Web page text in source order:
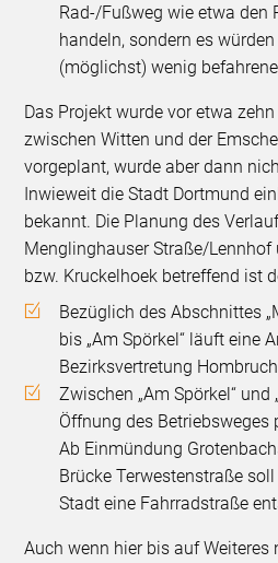
Rad-/Fußweg wie etwa den
handeln, sondern es
(möglichst) wenig
Das Projekt wurde vor etwa
zwischen Witten und der
vorgeplant, wurde aber dann
Inwieweit die Stadt Dortmund
bekannt. Die Planung des
Menglinghauser Straße/Lennhof
bzw. Kruckelhoek betreffend ist
Bezüglich des Abschnittes
bis „Am Spörkel“ läuft eine
Bezirksvertretung
Zwischen „Am Spörkel“ und
Öffnung des
Ab Einmündung
Brücke Terwestenstraße
Stadt eine Fahrradstraße
Auch wenn hier bis auf Weiteres